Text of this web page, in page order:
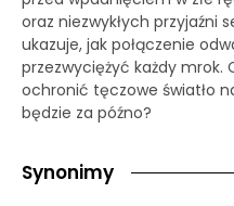
oraz niezwykłych przyjaźni
ukazuje, jak połączenie
przezwyciężyć każdy mrok.
ochronić tęczowe światło
będzie za późno?
Synonimy